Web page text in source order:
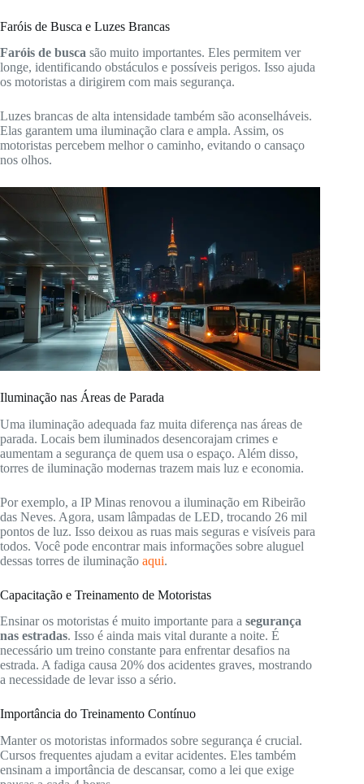
Faróis de Busca e Luzes Brancas
Faróis de busca são muito importantes. Eles permitem ver
longe, identificando obstáculos e possíveis perigos. Isso ajuda
os motoristas a dirigirem com mais segurança.
Luzes brancas de alta intensidade também são aconselháveis.
Elas garantem uma iluminação clara e ampla. Assim, os
motoristas percebem melhor o caminho, evitando o cansaço
nos olhos.
Iluminação nas Áreas de Parada
Uma iluminação adequada faz muita diferença nas áreas de
parada. Locais bem iluminados desencorajam crimes e
aumentam a segurança de quem usa o espaço. Além disso,
torres de iluminação modernas trazem mais luz e economia.
Por exemplo, a IP Minas renovou a iluminação em Ribeirão
das Neves. Agora, usam lâmpadas de LED, trocando 26 mil
pontos de luz. Isso deixou as ruas mais seguras e visíveis para
todos. Você pode encontrar mais informações sobre aluguel
dessas torres de iluminação aqui.
Capacitação e Treinamento de Motoristas
Ensinar os motoristas é muito importante para a segurança
nas estradas. Isso é ainda mais vital durante a noite. É
necessário um treino constante para enfrentar desafios na
estrada. A fadiga causa 20% dos acidentes graves, mostrando
a necessidade de levar isso a sério.
Importância do Treinamento Contínuo
Manter os motoristas informados sobre segurança é crucial.
Cursos frequentes ajudam a evitar acidentes. Eles também
ensinam a importância de descansar, como a lei que exige